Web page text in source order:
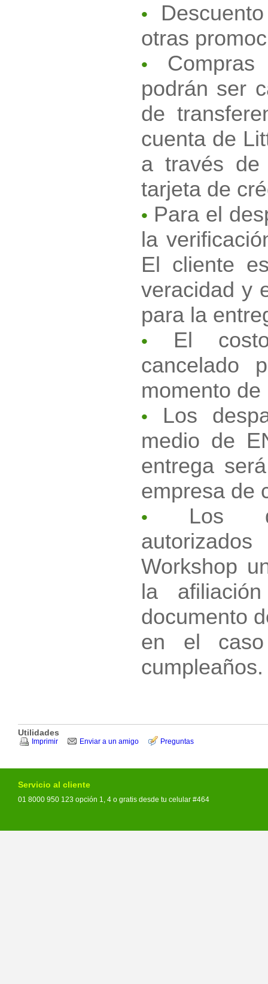
•
otras
•
podrán ser
de
cuenta de
a través de
tarjeta de
• Para el
la
El cliente
veracidad y
para la
•
El
cancelado
momento
•
Los
medio de
entrega
empresa de
• Los
Workshop
la
documento
en el
cumpleaños.
Utilidades
Imprimir Enviar a un amigo Preguntas
Servicio al cliente
01 8000 950 123 opción 1, 4 o gratis desde tu celular #464